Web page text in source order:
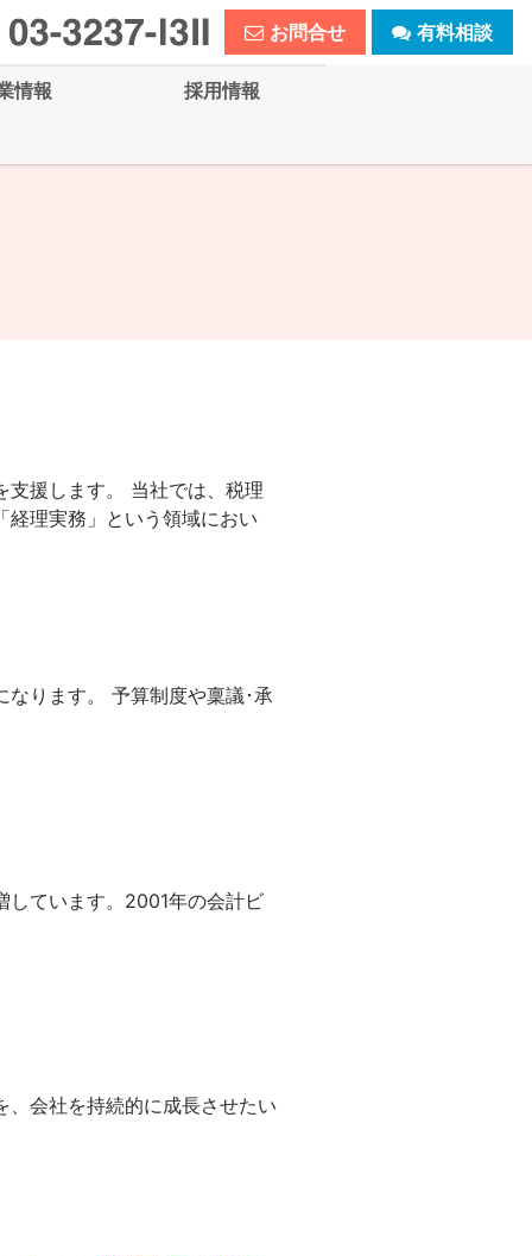
お問合せ 有料相談
情報 採用情報
支援します。 当社では、税理
経理実務」という領域におい
ります。 予算制度や稟議･承
しています。2001年の会計ビ
会社を持続的に成長させたい